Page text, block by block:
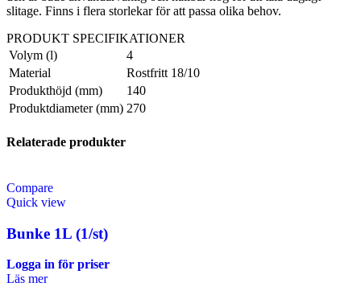
slitage. Finns i flera storlekar för att passa olika behov.
PRODUKT SPECIFIKATIONER
Volym (l)
4
Material
Rostfritt 18/10
Produkthöjd (mm)
140
Produktdiameter (mm) 270
Relaterade produkter
Compare
Quick view
Bunke 1L (1/st)
Logga in för priser
Läs mer